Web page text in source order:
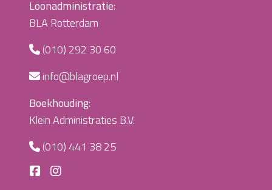
Loonadministratie:
BLA Rotterdam
(010) 292 30 60
info@blagroep.nl
Boekhouding:
Klein Administraties B.V.
(010) 441 38 25